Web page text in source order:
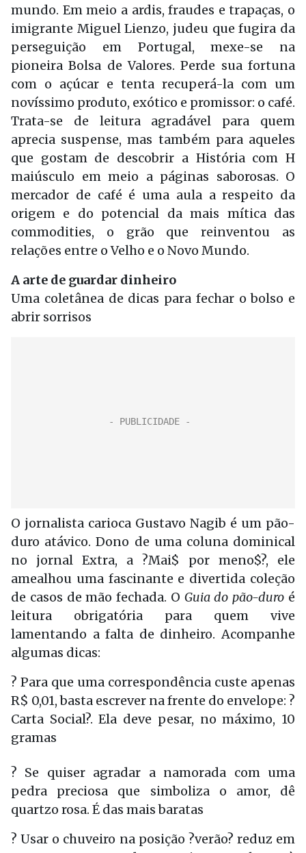
mundo. Em meio a ardis, fraudes e trapaças, o
imigrante Miguel Lienzo, judeu que fugira da
perseguição em Portugal, mexe-se na
pioneira Bolsa de Valores. Perde sua fortuna
com o açúcar e tenta recuperá-la com um
novíssimo produto, exótico e promissor: o café.
Trata-se de leitura agradável para quem
aprecia suspense, mas também para aqueles
que gostam de descobrir a História com H
maiúsculo em meio a páginas saborosas. O
mercador de café é uma aula a respeito da
origem e do potencial da mais mítica das
commodities, o grão que reinventou as
relações entre o Velho e o Novo Mundo.
A arte de guardar dinheiro
Uma coletânea de dicas para fechar o bolso e
abrir sorrisos
O jornalista carioca Gustavo Nagib é um pão-
duro atávico. Dono de uma coluna dominical
no jornal Extra, a ?Mai$ por meno$?, ele
amealhou uma fascinante e divertida coleção
de casos de mão fechada. O Guia do pão-duro é
leitura obrigatória para quem vive
lamentando a falta de dinheiro. Acompanhe
algumas dicas:
? Para que uma correspondência custe apenas
R$ 0,01, basta escrever na frente do envelope: ?
Carta Social?. Ela deve pesar, no máximo, 10
gramas
? Se quiser agradar a namorada com uma
pedra preciosa que simboliza o amor, dê
quartzo rosa. É das mais baratas
? Usar o chuveiro na posição ?verão? reduz em